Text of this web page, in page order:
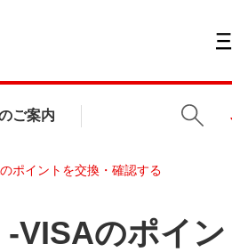
ご案内
ポイントを交換・確認する
VISAのポイ